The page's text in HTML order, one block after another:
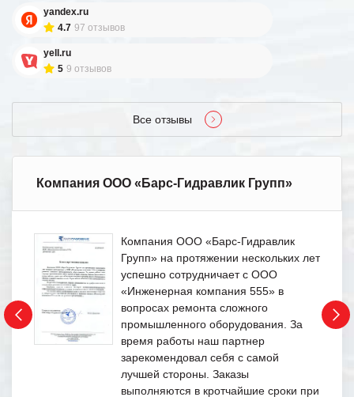
yandex.ru
4.7 97 отзывов
yell.ru
5 9 отзывов
Все отзывы
Компания ООО «Барс-Гидравлик Групп»
Компания ООО «Барс-Гидравлик
Групп» на протяжении нескольких лет
успешно сотрудничает с ООО
«Инженерная компания 555» в
вопросах ремонта сложного
промышленного оборудования. За
время работы наш партнер
зарекомендовал себя с самой
лучшей стороны. Заказы
выполняются в кротчайшие сроки при